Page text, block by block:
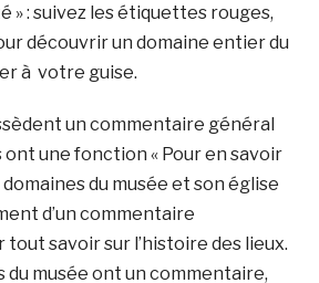
» : suivez les étiquettes rouges,
découvrir un domaine entier du
à votre guise.
un commentaire général
ont une fonction « Pour en savoir
domaines du musée et son église
d’un commentaire
savoir sur l’histoire des lieux.
du musée ont un commentaire,